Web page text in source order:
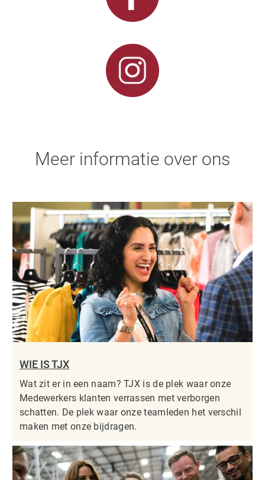
Meer informatie over ons
WIE IS TJX
Wat zit er in een naam? TJX is de plek waar onze
Medewerkers klanten verrassen met verborgen
schatten. De plek waar onze teamleden het verschil
maken met onze bijdragen.